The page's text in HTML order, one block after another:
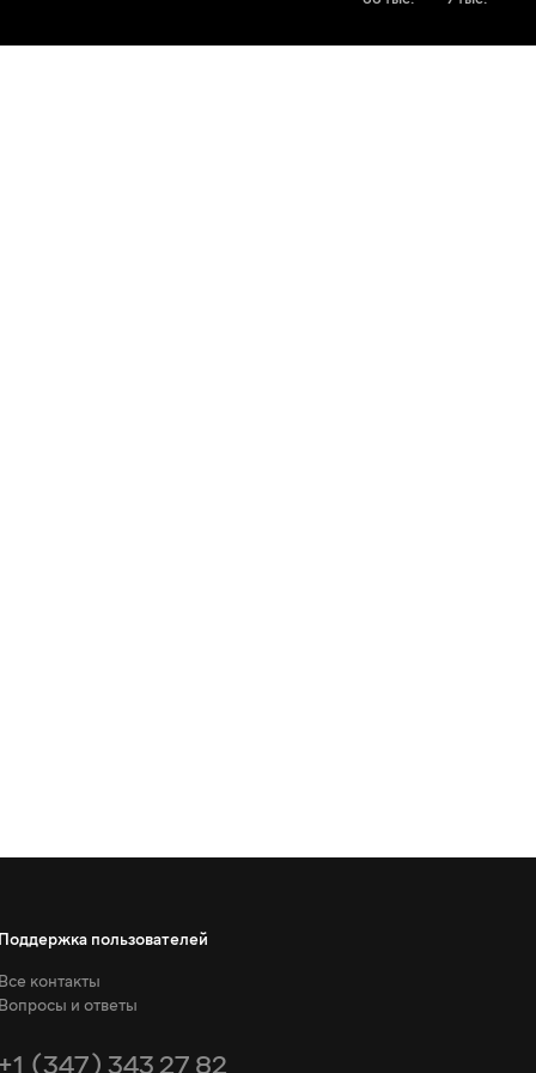
Поддержка пользователей
Все контакты
Вопросы и ответы
+1 (347) 343 27 82